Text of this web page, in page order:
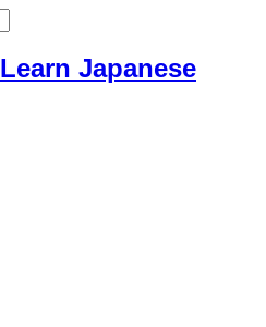
Learn Japanese